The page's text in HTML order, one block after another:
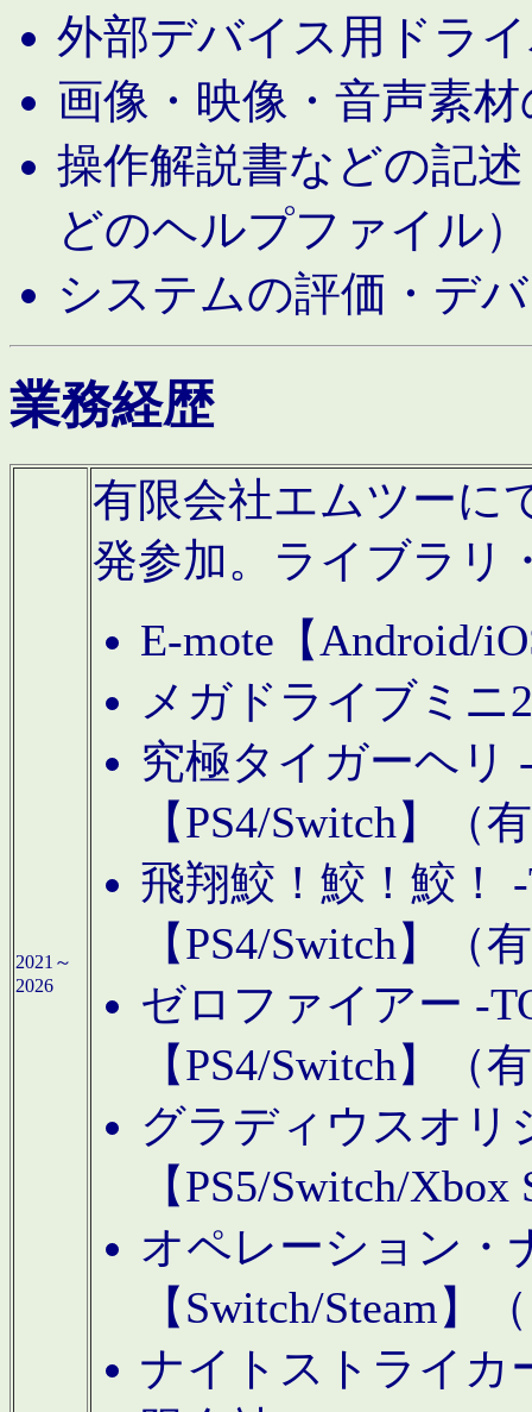
外部デバイス用ドラ
画像・映像・音声素
操作解説書などの記
どのヘルプファイル）
システムの評価・デ
業務経歴
2021～
2026
有限会社エムツーに
発参加。ライブラリ
E-mote【Android/
メガドライブミニ
究極タイガーヘリ
【PS4/Switch】（
飛翔鮫！鮫！鮫！
【PS4/Switch】（
ゼロファイアー -
【PS4/Switch】（
グラディウスオリ
【PS5/Switch/
オペレーション・
【Switch/Steam】
ナイトストライカ